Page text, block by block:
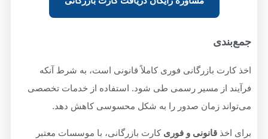
جمع‌بندی
اخذ کارت بازرگانی فوری کاملاً قانونی است، به شرط آنکه
فرآیند از مسیر رسمی طی شود. استفاده از خدمات تخصصی
می‌تواند زمان صدور را به شکل محسوسی کاهش دهد.
برای اخذ قانونی و فوری کارت بازرگانی، با موسسات معتبر